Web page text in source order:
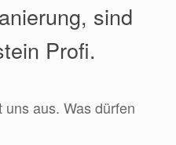
sind
Profi.
aus. Was dürfen